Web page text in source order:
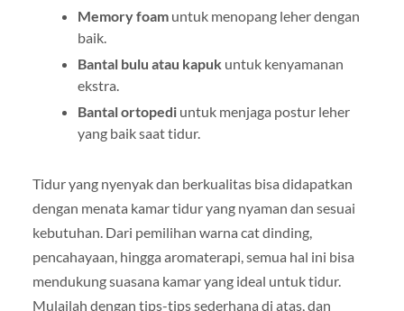
Memory foamuntuk menopang leher dengan
baik.
Bantal bulu atau kapukuntuk kenyamanan
ekstra.
Bantal ortopediuntuk menjaga postur leher
yang baik saat tidur.
Tidur yang nyenyak dan berkualitas bisa didapatkan
dengan menata kamar tidur yang nyaman dan sesuai
kebutuhan. Dari pemilihan warna cat dinding,
pencahayaan, hingga aromaterapi, semua hal ini bisa
mendukung suasana kamar yang ideal untuk tidur.
Mulailah dengan tips-tips sederhana di atas, dan